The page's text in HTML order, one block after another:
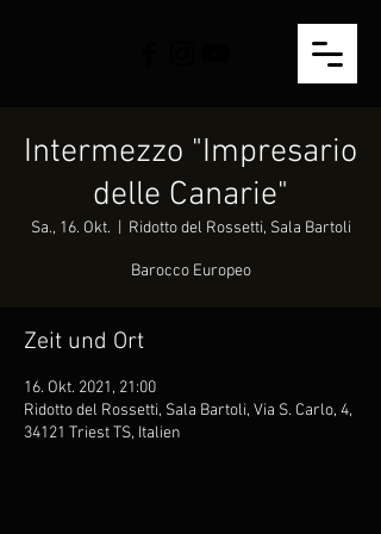
Intermezzo "Impresario
delle Canarie"
Sa., 16. Okt. Ridotto del Rossetti, Sala Bartoli
Barocco Europeo
Zeit und Ort
16. Okt. 2021, 21:00
Ridotto del Rossetti, Sala Bartoli, Via S. Carlo, 4,
34121 Triest TS, Italien